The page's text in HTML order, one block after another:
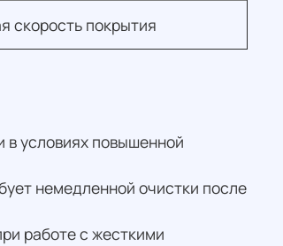
скорость покрытия
условиях повышенной
немедленной очистки после
работе с жесткими